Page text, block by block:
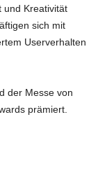
und Kreativität
sich mit
Userverhalten
der Messe von
prämiert.